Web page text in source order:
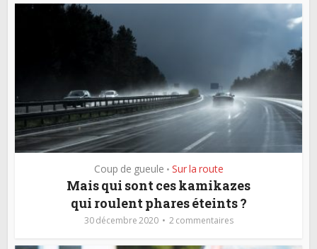
Coup de gueule • Sur la route
Mais qui sont ces kamikazes
qui roulent phares éteints ?
30 décembre 2020 2 commentaires